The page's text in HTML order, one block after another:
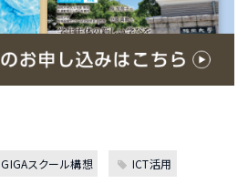
GIGAスクール構想 ICT活用